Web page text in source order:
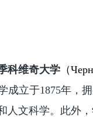
科维奇大学 （
成立于1875年，
人文科学。此外